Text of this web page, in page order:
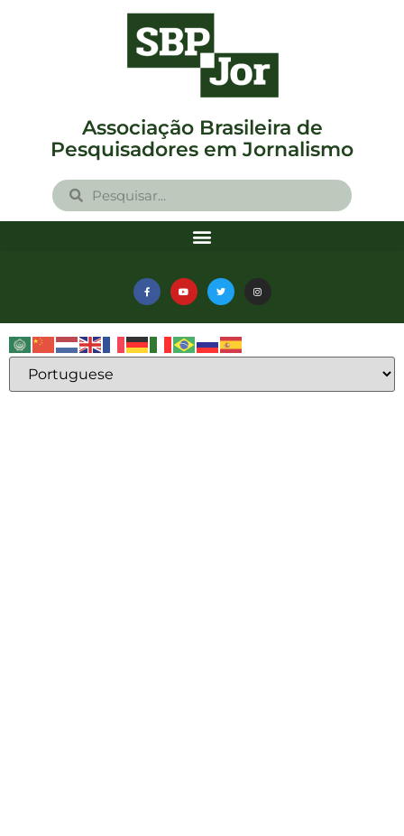
Associação Brasileira de
Pesquisadores em Jornalismo